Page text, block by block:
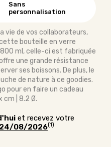
Sans
personnalisation
vie de vos collaborateurs,
bouteille en verre
ml, celle-ci est fabriquée
une grande résistance
ses boissons. De plus, le
de nature à ce goodies.
pour en faire un cadeau
cm | 8.2 Ø.
et recevez votre
24/08/2026(1)